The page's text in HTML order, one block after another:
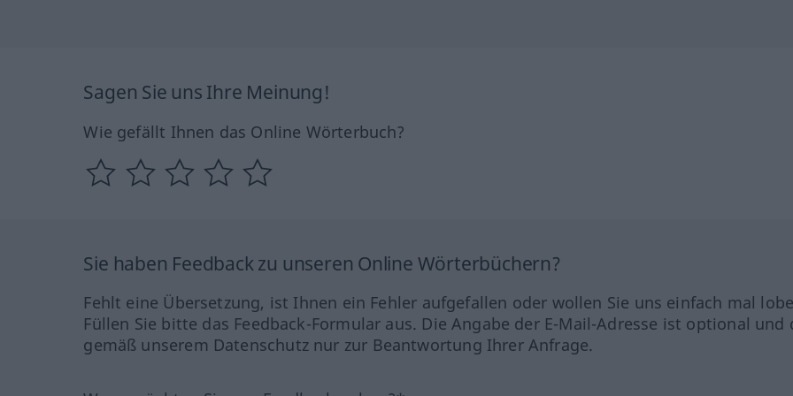
Sagen Sie uns Ihre Meinung!
Wie gefällt Ihnen das Online Wörterbuch?
Sie haben Feedback zu unseren Online Wörterbüchern?
Fehlt eine Übersetzung, ist Ihnen ein Fehler aufgefallen oder wollen Sie uns einfach mal
Füllen Sie bitte das Feedback-Formular aus. Die Angabe der E-Mail-Adresse ist optional und
gemäß unserem Datenschutz nur zur Beantwortung Ihrer Anfrage.